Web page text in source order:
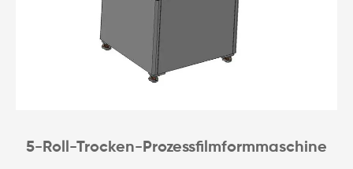
5-Roll-Trocken-Prozessfilmformmaschine